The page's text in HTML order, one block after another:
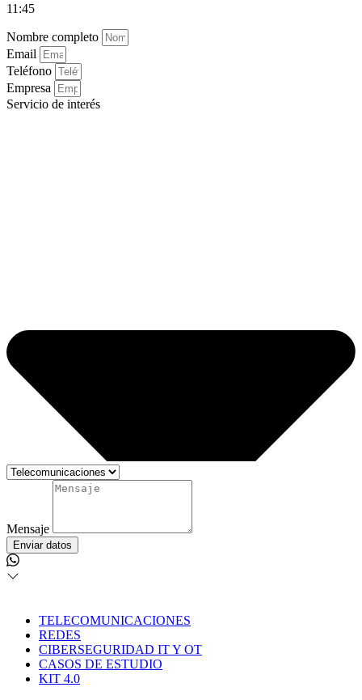
11:45
Nombre completo
Email
Teléfono
Empresa
Servicio de interés
Mensaje
Enviar datos
TELECOMUNICACIONES
REDES
CIBERSEGURIDAD IT Y OT
CASOS DE ESTUDIO
KIT 4.0